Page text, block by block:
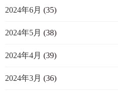
2024年6月 (35)
2024年5月 (38)
2024年4月 (39)
2024年3月 (36)